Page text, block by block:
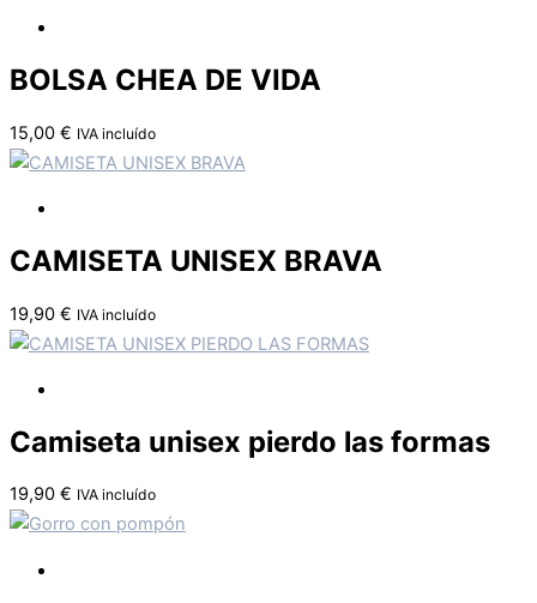
BOLSA CHEA DE VIDA
15,00 € IVA incluído
CAMISETA UNISEX BRAVA
19,90 € IVA incluído
Camiseta unisex pierdo las formas
19,90 € IVA incluído